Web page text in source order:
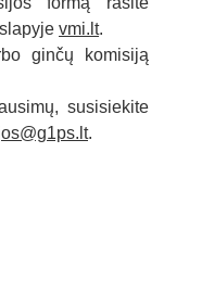
vmi.lt.
ginčų komisiją
susisiekite
.